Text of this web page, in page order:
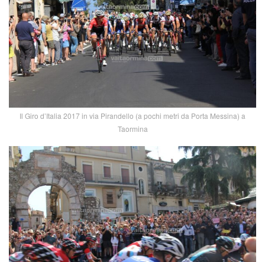
Il Giro d’Italia 2017 in via Pirandello (a pochi metri da Porta Messina) a
Taormina